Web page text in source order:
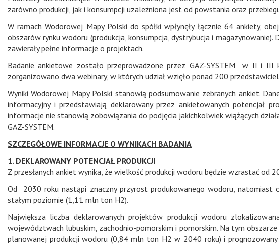
zarówno produkcji, jak i konsumpcji uzależniona jest od powstania oraz
W ramach Wodorowej Mapy Polski do spółki wpłynęły łącznie 64 ankiety,
obszarów rynku wodoru (produkcja, konsumpcja, dystrybucja i
zawierały pełne informacje o projektach.
Badanie ankietowe zostało przeprowadzone przez GAZ-SYSTEM w II i
zorganizowano dwa webinary, w których udział wzięło ponad 200
Wyniki Wodorowej Mapy Polski stanowią podsumowanie zebranych ankiet.
informacyjny i przedstawiają deklarowany przez ankietowanych potencjał
informacje nie stanowią zobowiązania do podjęcia jakichkolwiek wiążących
GAZ-SYSTEM.
SZCZEGÓŁOWE INFORMACJE O WYNIKACH BADANIA
1. DEKLAROWANY POTENCJAŁ PRODUKCJI
Z przesłanych ankiet wynika, że wielkość produkcji wodoru będzie wzrastać od
Od 2030 roku nastąpi znaczny przyrost produkowanego wodoru, natomiast
stałym poziomie (1,11 mln ton H2).
Największa liczba deklarowanych projektów produkcji wodoru
województwach lubuskim, zachodnio-pomorskim i pomorskim. Na tym
planowanej produkcji wodoru (0,84 mln ton H2 w 2040 roku) i